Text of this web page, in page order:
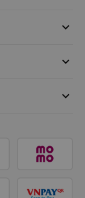
keyboard_arrow_down
keyboard_arrow_down
keyboard_arrow_down